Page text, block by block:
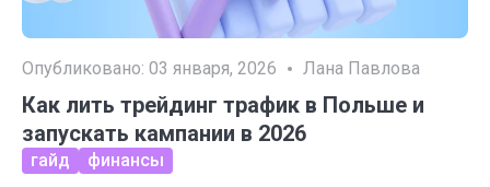
Опубликовано: 03 января, 2026 Лана Павлова
Как лить трейдинг трафик в Польше и
запускать кампании в 2026
гайд финансы